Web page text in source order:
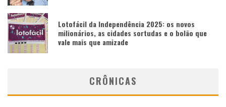
Lotofácil da Independência 2025: os novos
milionários, as cidades sortudas e o bolão que
vale mais que amizade
CRÔNICAS